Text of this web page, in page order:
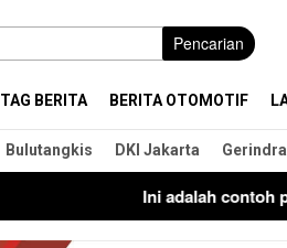
Pencarian
TAG BERITA BERITA OTOMOTIF
Bulutangkis DKI Jakarta Gerindra
Ini adalah contoh